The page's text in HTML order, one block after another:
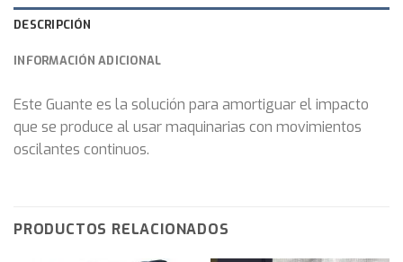
DESCRIPCIÓN
INFORMACIÓN ADICIONAL
Este Guante es la solución para amortiguar el impacto
que se produce al usar maquinarias con movimientos
oscilantes continuos.
PRODUCTOS RELACIONADOS